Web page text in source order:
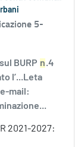
5-
BURP n.4
l’...Leta
mail:
2021-2027: